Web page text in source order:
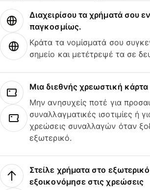
Διαχειρίσου τα χρήματά σου
παγκοσμίως.
Κράτα τα νομίσματά σου
σημείο και μετέτρεψέ τα σε
Μια διεθνής χρεωστική κάρτα
Μην ανησυχείς ποτέ για
συναλλαγματικές ισοτιμίες ή
χρεώσεις συναλλαγών όταν
εξωτερικό.
Στείλε χρήματα στο
εξοικονόμησε στις χρεώσεις